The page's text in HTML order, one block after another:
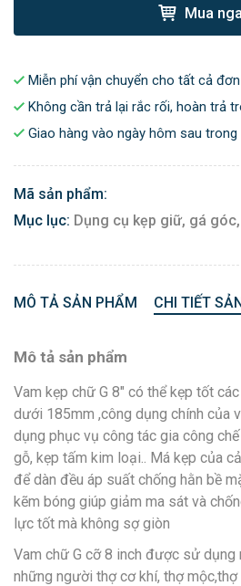
Mua
Miễn phí vận chuyển cho tất cả
Không cần trả lại rắc rối, hoàn trả
Giao hàng vào ngày hôm sau
Mã sản phẩm:
Mục lục: Dụng cụ kẹp giữ, gá
MÔ TẢ SẢN PHẨM CHI TIẾT
Mô tả sản phẩm
Vam kẹp chữ G 8″ có thể kẹp tốt
dưới 185mm ,công dụng chính của
dụng phục vụ công tác gia công
gỗ, kẹp tấm kim loại.. Má kẹp của
để dàn đều áp suất chống hằn bề
kẽm bóng giúp giảm ma sát và
lực tốt mà không sợ giòn
Vam chữ G cỡ 8 inch được sử dụng
những người thợ cơ khí, thợ